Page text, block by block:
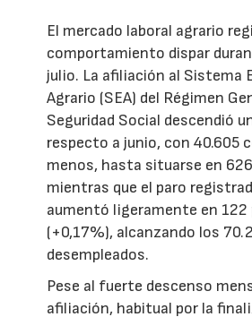
El mercado laboral agrario
comportamiento dispar
julio. La afiliación al Sistema
Agrario (SEA) del Régimen
Seguridad Social descendió
respecto a junio, con 40.605
menos, hasta situarse en
mientras que el paro
aumentó ligeramente en 122
(+0,17%), alcanzando los
desempleados.
Pese al fuerte descenso
afiliación, habitual por la